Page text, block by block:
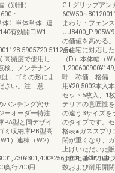
別冊）
・
体〉単体単体+連
有効開口W1-
高頻度で使用し
検、メンテナン
、ゴミの形によ
さい。注 意
ンチング穴サ
ーオーダー特注
PA型と同デザイ
ミ収納庫PB型高
）連棟（W2）
行700用
G.Lグリップアン
まわり・フェン
の価値を高める
合住宅に対応し
（D）本体幅
呼 称価 格備 考
用¥20,5002本入
セット5枚入、1
テリアの意匠性
の違う3サイズを
のタイプです。
格表●ガススプリ
閉が重くなり、
上げいただいた
は自社基準に基
数および耐用開